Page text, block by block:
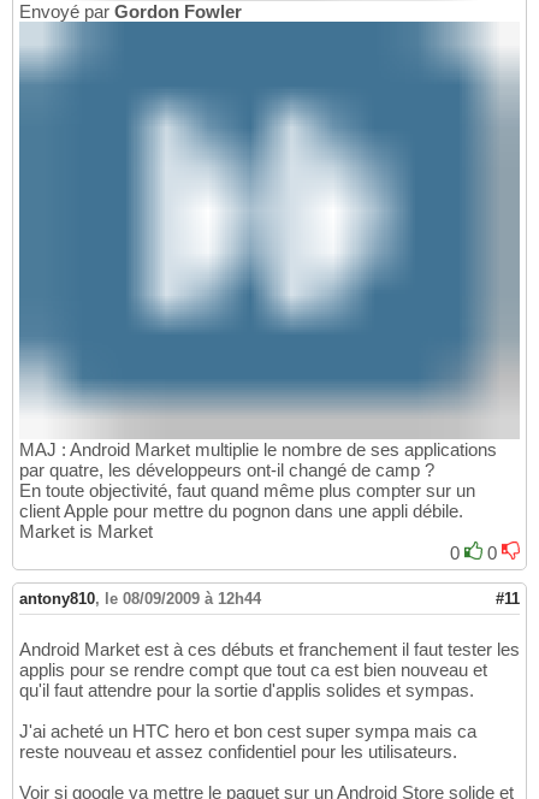
Envoyé par Gordon Fowler
MAJ : Android Market multiplie le nombre de ses applications
par quatre, les développeurs ont-il changé de camp ?
En toute objectivité, faut quand même plus compter sur un
client Apple pour mettre du pognon dans une appli débile.
Market is Market
0
0
antony810, le 08/09/2009 à 12h44 #11
Android Market est à ces débuts et franchement il faut tester les
applis pour se rendre compt que tout ca est bien nouveau et
qu'il faut attendre pour la sortie d'applis solides et sympas.
J'ai acheté un HTC hero et bon cest super sympa mais ca
reste nouveau et assez confidentiel pour les utilisateurs.
Voir si google va mettre le paquet sur un Android Store solide et